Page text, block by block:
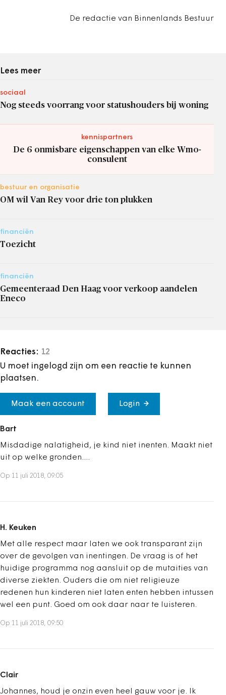
De redactie van Binnenlands Bestuur
Lees meer
sociaal
Nog steeds voorrang voor statushouders bij woning
kennispartners
De 6 onmisbare eigenschappen van elke Wmo-
consulent
bestuur en organisatie
OM wil Van Rey voor drie ton plukken
financiën
Toezicht
financiën
Gemeenteraad Den Haag voor verkoop aandelen
Eneco
Reacties: 12
U moet ingelogd zijn om een reactie te kunnen
plaatsen.
Maak een account Login
Bart
Misdadige nalatigheid, je kind niet inenten. Maakt niet
uit op welke gronden....
Op 11 juli 2018, 09:05
H. Keuken
Met alle respect maar laten we ook transparant zijn
over de gevolgen van inentingen. De vraag is of het
huidige programma nog aansluit op de mutaities van
diverse ziekten. Ouders die om niet religieuze
redenen hun kinderen niet laten enten hebben intussen
wel een punt. Goed om ook daar naar te luisteren.
Op 11 juli 2018, 09:50
Clair
Johannes, houd je onzin even heel gauw voor je. Ik